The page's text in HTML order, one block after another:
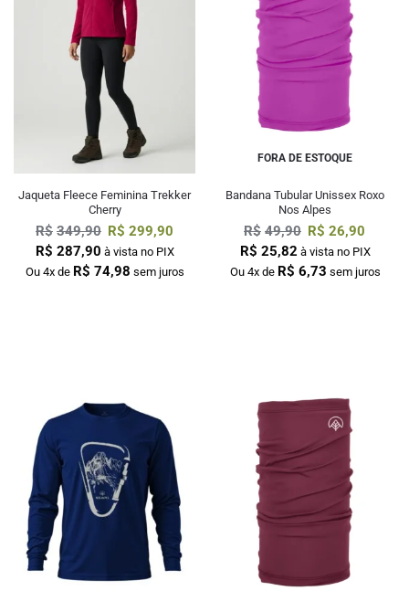
Jaqueta Fleece Feminina Trekker
Cherry
R$ 349,90 R$ 299,90
R$ 287,90 à vista no PIX
Ou 4x de R$ 74,98 sem juros
FORA DE ESTOQUE
Bandana Tubular Unissex Roxo
Nos Alpes
R$ 49,90 R$ 26,90
R$ 25,82 à vista no PIX
Ou 4x de R$ 6,73 sem juros